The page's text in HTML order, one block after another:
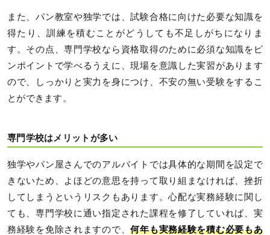
また、パン教室や独学では、試験合格に向けた必要な知識を
得たり、訓練を積むことがどうしても不足しがちになりま
す。その点、専門学校なら資格取得のために必須な知識をピ
ンポイントで学べるうえに、現場を意識した実習があります
ので、しっかりと実力を身につけ、不安の無い受験をするこ
とができます。
専門学校はメリットが多い
独学やパン屋さんでのアルバイトでは具体的な期間を設定で
きないため、よほどの意思を持って取り組まなければ、挫折
してしまうというリスクもあります。心配な実務経験に関し
ても、専門学校に通い指定された課程を修了していれば、実
務経験を免除されますので、何年も実務経験を積む必要もあ